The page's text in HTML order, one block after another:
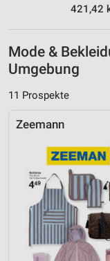
421,42
Mode &
Umgebung
11 Prospekte
Zeemann